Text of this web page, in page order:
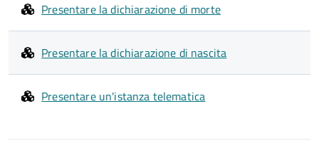
Presentare la dichiarazione di morte
Presentare la dichiarazione di nascita
Presentare un'istanza telematica